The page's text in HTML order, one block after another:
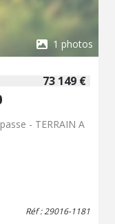
1 photos
73 149 €
- TERRAIN A
Réf : 29016-1181